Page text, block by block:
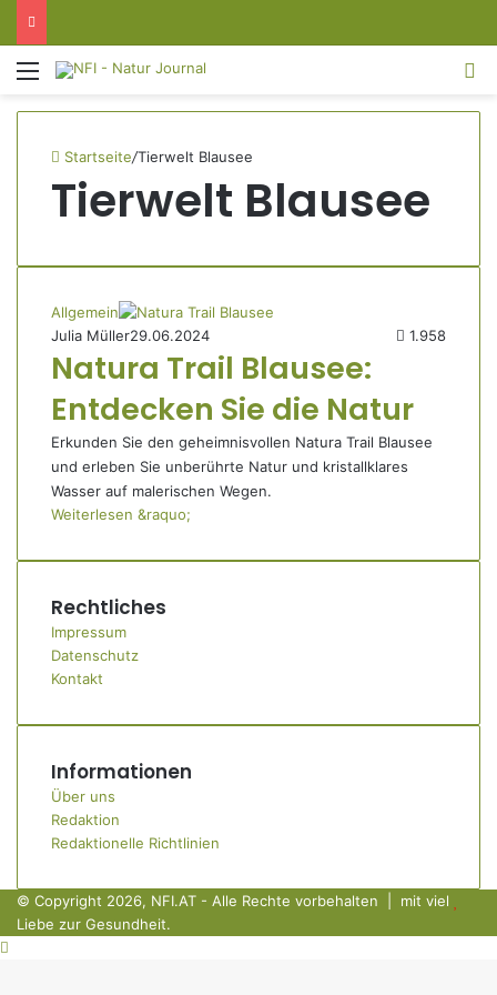
Menü
Startseite/Tierwelt Blausee
Tierwelt Blausee
Allgemein
Julia Müller29.06.2024 1.958
Natura Trail Blausee:
Entdecken Sie die Natur
Erkunden Sie den geheimnisvollen Natura Trail Blausee
und erleben Sie unberührte Natur und kristallklares
Wasser auf malerischen Wegen.
Weiterlesen &raquo;
Rechtliches
Impressum
Datenschutz
Kontakt
Informationen
Über uns
Redaktion
Redaktionelle Richtlinien
© Copyright 2026, NFI.AT - Alle Rechte vorbehalten | mit viel
Liebe zur Gesundheit.